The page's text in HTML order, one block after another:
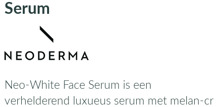
Serum
Neo-White Face Serum is een
verhelderend luxueus serum met melan-cr